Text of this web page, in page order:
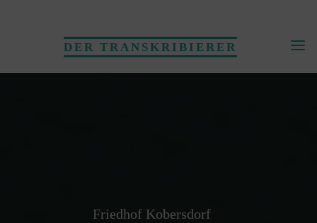
DER TRANSKRIBIERER
Friedhof Kobersdorf